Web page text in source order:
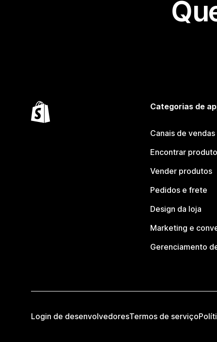
Categorias de
Canais de vendas
Encontrar
Vender produtos
Pedidos e frete
Design da loja
Marketing e
Gerenciamento
Login de desenvolvedoresTermos de serviço